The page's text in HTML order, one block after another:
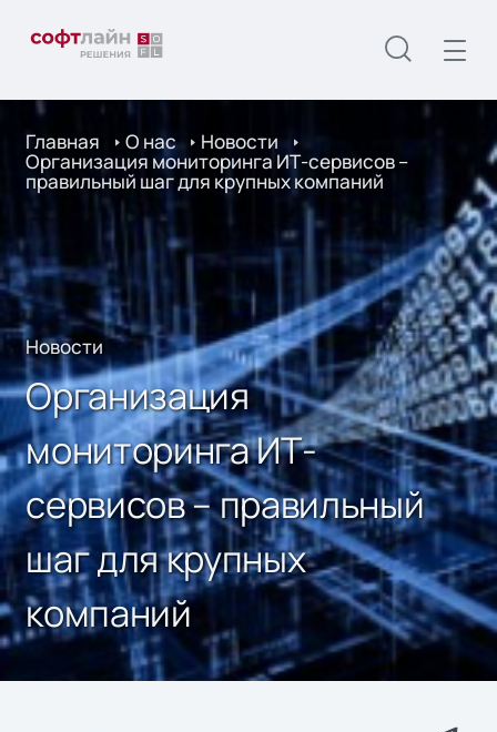
Главная О нас Новости
Организация мониторинга ИТ-сервисов –
правильный шаг для крупных компаний
Новости
Организация
мониторинга ИТ-
сервисов – правильный
шаг для крупных
компаний